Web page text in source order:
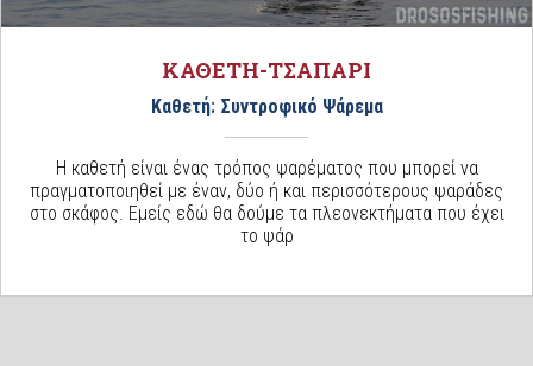
ΚΑΘΕΤΗ-ΤΣΑΠΑΡΙ
Καθετή: Συντροφικό Ψάρεμα
Η καθετή είναι ένας τρόπος ψαρέματος που μπορεί να
πραγματοποιηθεί με έναν, δύο ή και περισσότερους ψαράδες
στο σκάφος. Εμείς εδώ θα δούμε τα πλεονεκτήματα που έχει
το ψάρ